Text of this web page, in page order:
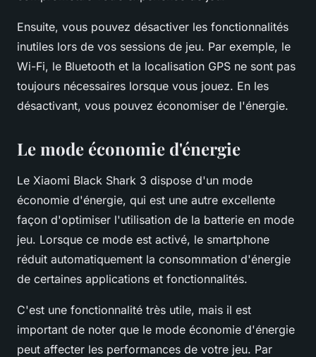
Ensuite, vous pouvez désactiver les fonctionnalités
inutiles lors de vos sessions de jeu. Par exemple, le
Wi-Fi, le Bluetooth et la localisation GPS ne sont pas
toujours nécessaires lorsque vous jouez. En les
désactivant, vous pouvez économiser de l'énergie.
Le mode économie d'énergie
Le Xiaomi Black Shark 3 dispose d'un mode
économie d'énergie, qui est une autre excellente
façon d'optimiser l'utilisation de la batterie en mode
jeu. Lorsque ce mode est activé, le smartphone
réduit automatiquement la consommation d'énergie
de certaines applications et fonctionnalités.
C'est une fonctionnalité très utile, mais il est
important de noter que le mode économie d'énergie
peut affecter les performances de votre jeu. Par